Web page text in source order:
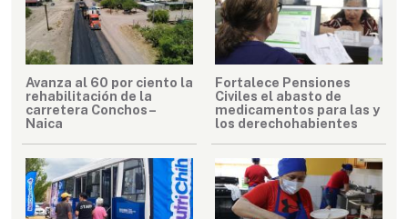
Avanza al 60 por ciento la
rehabilitación de la
carretera Conchos–
Naica
Fortalece Pensiones
Civiles el abasto de
medicamentos para las y
los derechohabientes